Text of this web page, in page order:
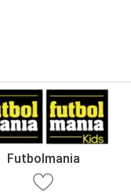
Futbolmania